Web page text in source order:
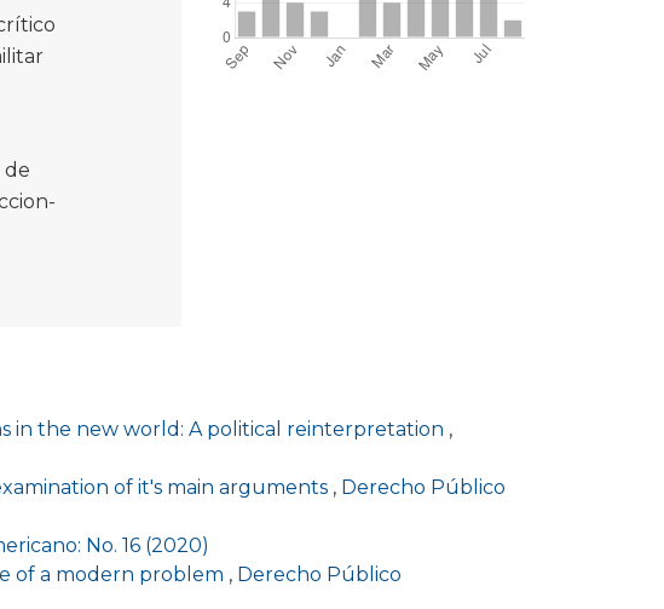
de
in the new world: A political reinterpretation ,
of it's main arguments , Derecho Público
No. 16 (2020)
of a modern problem , Derecho Público